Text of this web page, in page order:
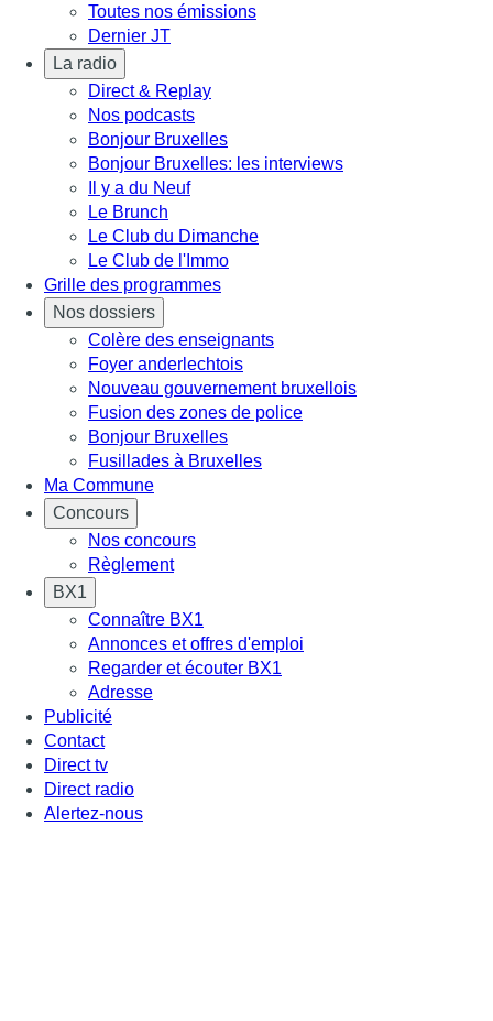
Toutes nos émissions
Dernier JT
La radio
Direct & Replay
Nos podcasts
Bonjour Bruxelles
Bonjour Bruxelles: les interviews
Il y a du Neuf
Le Brunch
Le Club du Dimanche
Le Club de l'Immo
Grille des programmes
Nos dossiers
Colère des enseignants
Foyer anderlechtois
Nouveau gouvernement bruxellois
Fusion des zones de police
Bonjour Bruxelles
Fusillades à Bruxelles
Ma Commune
Concours
Nos concours
Règlement
BX1
Connaître BX1
Annonces et offres d'emploi
Regarder et écouter BX1
Adresse
Publicité
Contact
Direct tv
Direct radio
Alertez-nous